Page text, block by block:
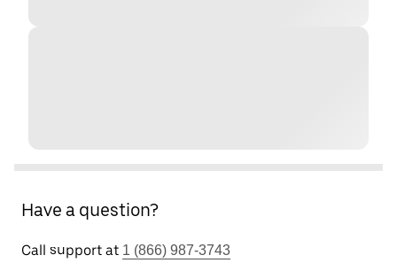
Have a question?
Call support at 1 (866) 987-3743